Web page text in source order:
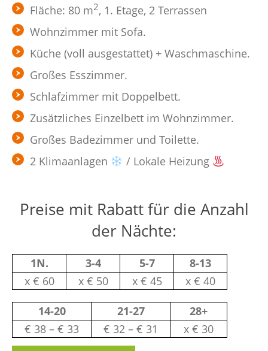
Fläche: 80 m2, 1. Etage, 2 Terrassen
Wohnzimmer mit Sofa.
Küche (voll ausgestattet) + Waschmaschine.
Großes Esszimmer.
Schlafzimmer mit Doppelbett.
Zusätzliches Einzelbett im Wohnzimmer.
Großes Badezimmer und Toilette.
2 Klimaanlagen
/ Lokale Heizung
Preise mit Rabatt für die Anzahl
der Nächte:
1N. 3-4 5-7 8-13
х € 60 х € 50 х € 45 х € 40
14-20 21-27 28+
€ 38 – € 33 € 32 – € 31 х € 30